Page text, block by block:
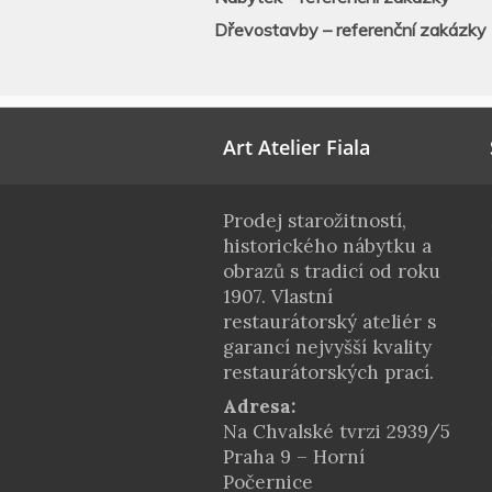
Dřevostavby – referenční zakázky
Art Atelier Fiala
Prodej starožitností,
historického nábytku a
obrazů s tradicí od roku
1907. Vlastní
restaurátorský ateliér s
garancí nejvyšší kvality
restaurátorských prací.
Adresa:
Na Chvalské tvrzi 2939/5
Praha 9 – Horní
Počernice